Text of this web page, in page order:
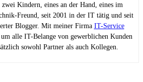
Kindern, eines an der Hand, eines im
Freund, seit 2001 in der IT tätig und seit
Blogger. Mit meiner Firma IT-Service
alle IT-Belange von gewerblichen Kunden
sowohl Partner als auch Kollegen.